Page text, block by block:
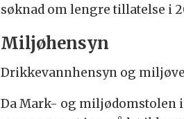
søknad om lengre tillatelse i
Miljøhensyn
Drikkevannhensyn og
Da Mark- og miljødomstolen